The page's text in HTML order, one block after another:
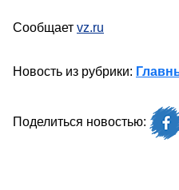
Сообщает vz.ru
Новость из рубрики:
Поделиться новостью: